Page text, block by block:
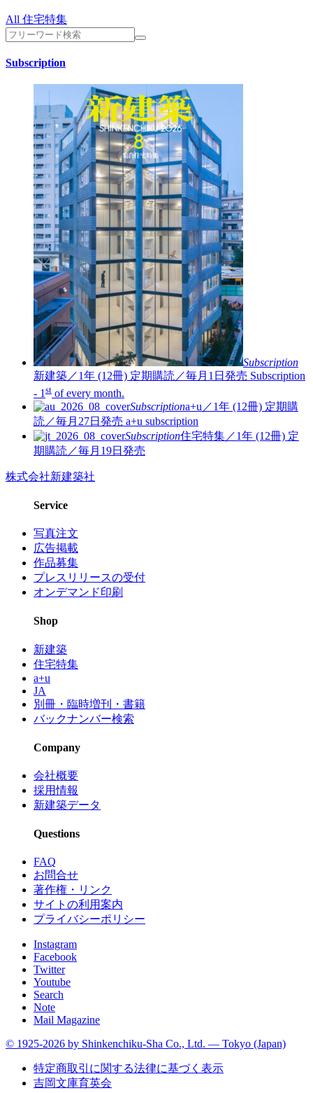
All 住宅特集
Subscription
Subscription
新建築／1年 (12冊) 定期購読／毎月1日発売 Subscription
- 1 st of every month.
Subscriptiona+u／1年 (12冊) 定期購
読／毎月27日発売 a+u subscription
Subscription住宅特集／1年 (12冊) 定
期購読／毎月19日発売
株式会社新建築社
Service
写真注文
広告掲載
作品募集
プレスリリースの受付
オンデマンド印刷
Shop
新建築
住宅特集
a+u
JA
別冊・臨時増刊・書籍
バックナンバー検索
Company
会社概要
採用情報
新建築データ
Questions
FAQ
お問合せ
著作権・リンク
サイトの利用案内
プライバシーポリシー
Instagram
Facebook
Twitter
Youtube
Search
Note
Mail Magazine
© 1925-2026 by Shinkenchiku-Sha Co., Ltd. — Tokyo (Japan)
特定商取引に関する法律に基づく表示
吉岡文庫育英会